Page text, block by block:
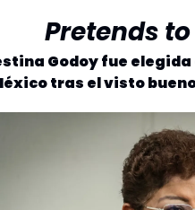
Pretends
Godoy fue
tras el visto